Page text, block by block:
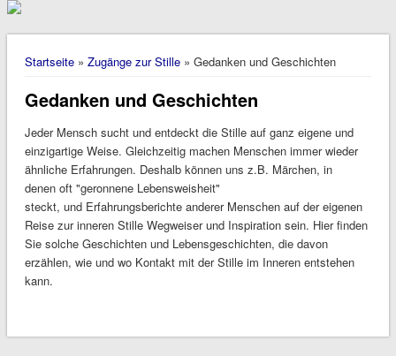
Sie sind hier
Startseite» Zugänge zur Stille» Gedanken und Geschichten
Gedanken und Geschichten
Jeder Mensch sucht und entdeckt die Stille auf ganz eigene und
einzigartige Weise. Gleichzeitig machen Menschen immer wieder
ähnliche Erfahrungen. Deshalb können uns z.B. Märchen, in
denen oft "geronnene Lebensweisheit"
steckt, und Erfahrungsberichte anderer Menschen auf der eigenen
Reise zur inneren Stille Wegweiser und Inspiration sein. Hier finden
Sie solche Geschichten und Lebensgeschichten, die davon
erzählen, wie und wo Kontakt mit der Stille im Inneren entstehen
kann.